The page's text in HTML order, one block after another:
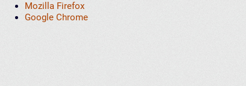
Mozilla Firefox
Google Chrome